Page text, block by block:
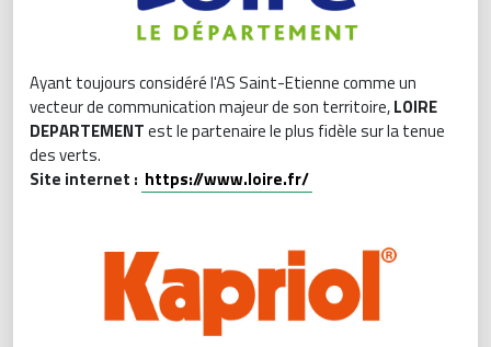
Ayant toujours considéré l'AS Saint-Etienne comme un
vecteur de communication majeur de son territoire,LOIRE
DEPARTEMENTest le partenaire le plus fidèle sur la tenue
des verts.
Site internet : https://www.loire.fr/